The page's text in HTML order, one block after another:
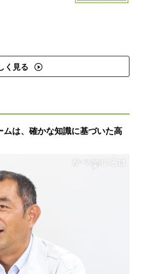
く見る
は、確かな知識に基づいた高